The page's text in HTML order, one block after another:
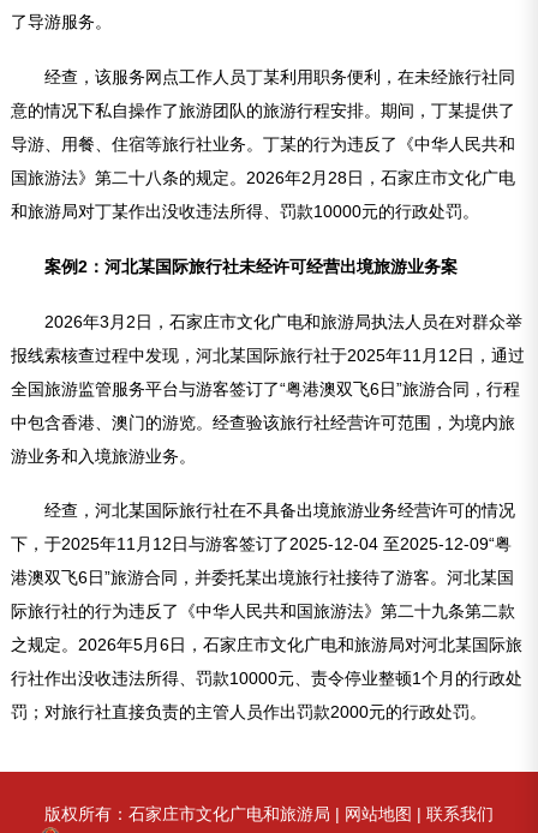
了导游服务。
经查，该服务网点工作人员丁某利用职务便利，在未经旅行社同
意的情况下私自操作了旅游团队的旅游行程安排。期间，丁某提供了
导游、用餐、住宿等旅行社业务。丁某的行为违反了《中华人民共和
国旅游法》第二十八条的规定。2026年2月28日，石家庄市文化广电
和旅游局对丁某作出没收违法所得、罚款10000元的行政处罚。
案例2：河北某国际旅行社未经许可经营出境旅游业务案
2026年3月2日，石家庄市文化广电和旅游局执法人员在对群众举
报线索核查过程中发现，河北某国际旅行社于2025年11月12日，通过
全国旅游监管服务平台与游客签订了“粤港澳双飞6日”旅游合同，行程
中包含香港、澳门的游览。经查验该旅行社经营许可范围，为境内旅
游业务和入境旅游业务。
经查，河北某国际旅行社在不具备出境旅游业务经营许可的情况
下，于2025年11月12日与游客签订了2025-12-04 至2025-12-09“粤
港澳双飞6日”旅游合同，并委托某出境旅行社接待了游客。河北某国
际旅行社的行为违反了《中华人民共和国旅游法》第二十九条第二款
之规定。2026年5月6日，石家庄市文化广电和旅游局对河北某国际旅
行社作出没收违法所得、罚款10000元、责令停业整顿1个月的行政处
罚；对旅行社直接负责的主管人员作出罚款2000元的行政处罚。
版权所有：石家庄市文化广电和旅游局 | 网站地图 | 联系我们